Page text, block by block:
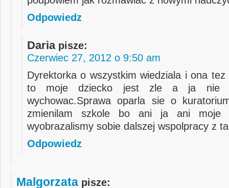
Odpowiedz
Daria pisze:
Czerwiec 27, 2012 o 9:50 am
Dyrektorka o wszystkim wiedziala i ona tez
to moje dziecko jest zle a ja nie
wychowac.Sprawa oparla sie o
zmienilam szkole bo ani ja ani moje
wyobrazalismy sobie dalszej wspolpracy z
Odpowiedz
Malgorzata pisze: